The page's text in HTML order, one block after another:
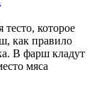
которое
как правило
В фарш кладут
мяса